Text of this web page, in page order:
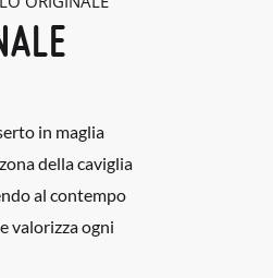
in maglia
della caviglia
al contempo
valorizza ogni